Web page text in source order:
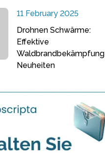
11 February 2025
Drohnen Schwärme:
Effektive
Waldbrandbekämpfung
Neuheiten